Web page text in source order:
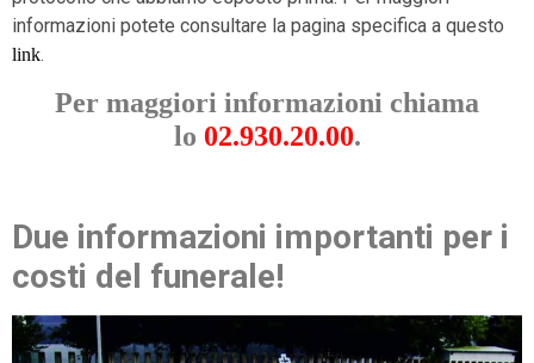
informazioni potete consultare la pagina specifica a questo
link.
Per maggiori informazioni chiama
lo 02.930.20.00.
Due informazioni importanti per i
costi del funerale!